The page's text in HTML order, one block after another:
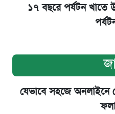
১৭ বছরে পর্যটন খাতে
যেভাবে সহজে অনলাইনে